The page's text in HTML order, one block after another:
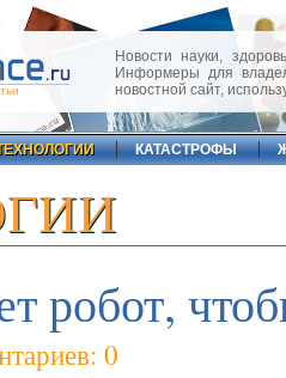
Новости науки,
Информеры для
новостной сайт,
КАТАСТРОФЫ
робот,
0